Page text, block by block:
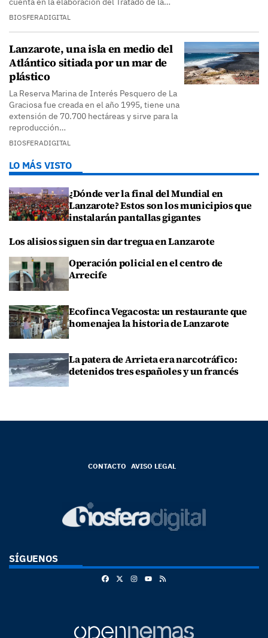
BIOSFERADIGITAL
Lanzarote, una isla en medio del
Atlántico sitiada por un mar de
plástico
La Reserva Marina de Interés Pesquero de La
Graciosa fue creada en el año 1995, tiene una
extensión de 70.700 hectáreas y sirve para la
reproducción…
BIOSFERADIGITAL
LO MÁS VISTO
¿Dónde ver la final del Mundial en
Lanzarote? Estos son los municipios que
instalarán pantallas gigantes
Los alisios siguen sin dar tregua en Lanzarote
Operación policial en el centro de
Arrecife
Ecofinca Vegacosta: un restaurante que
homenajea la historia de Lanzarote
La patera de Arrieta era narcotráfico:
detenidos tres españoles y un francés
CONTACTO AVISO LEGAL
SÍGUENOS
FacebookInstagram